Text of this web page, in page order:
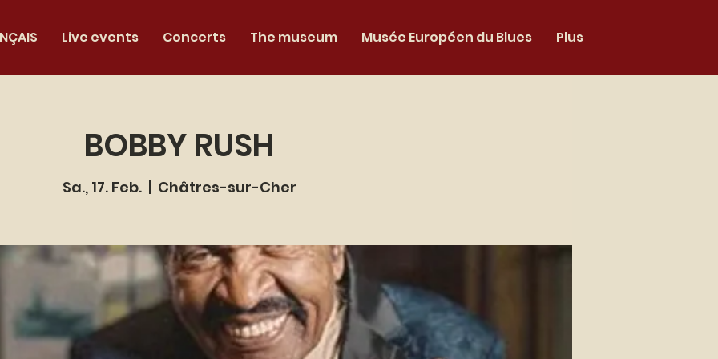
Live events Concerts The museum Musée Européen du Blues Plus
BOBBY RUSH
Sa., 17. Feb.
  |
Châtres-sur-Cher